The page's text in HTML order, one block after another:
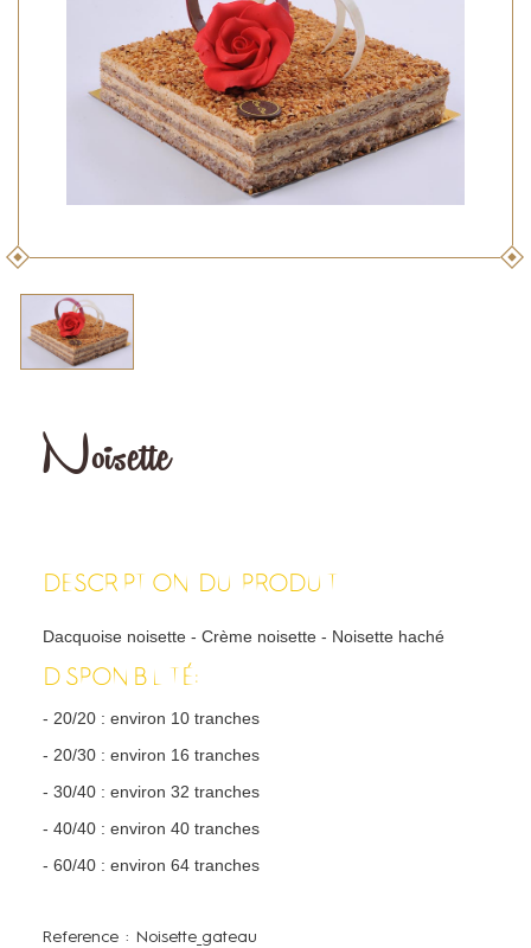
Noisette
DESCRIPTION DU PRODUIT
Dacquoise noisette - Crème noisette - Noisette haché
DISPONIBILITÉ:
- 20/20 : environ 10 tranches
- 20/30 : environ 16 tranches
- 30/40 : environ 32 tranches
- 40/40 : environ 40 tranches
- 60/40 : environ 64 tranches
Reference : Noisette_gateau